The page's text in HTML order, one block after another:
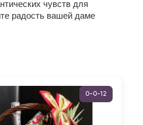
чувств для
радость вашей даме
0-0-12